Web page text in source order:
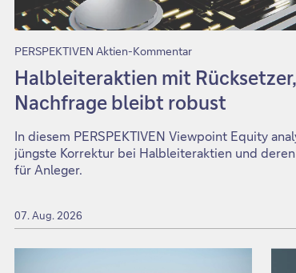
PERSPEKTIVEN Aktien-Kommentar
Halbleiteraktien mit
Nachfrage bleibt robust
In diesem PERSPEKTIVEN Viewpoint Equity
jüngste Korrektur bei Halbleiteraktien und
für Anleger.
07. Aug. 2026